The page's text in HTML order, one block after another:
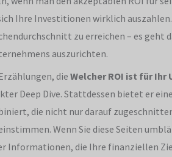
Ihre Investitionen wirklich
zu erreichen – es geht
auszurichten.
die Welcher ROI ist für
Deep Dive. Stattdessen bietet er
die nicht nur darauf
Wenn Sie diese Seiten
Informationen, die Ihre finanziellen